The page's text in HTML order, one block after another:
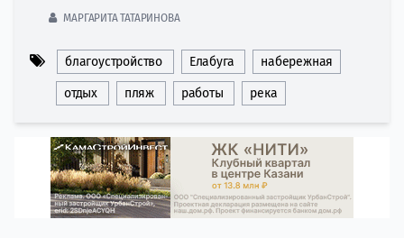
МАРГАРИТА ТАТАРИНОВА
благоустройство Елабуга набережная
отдых пляж работы река